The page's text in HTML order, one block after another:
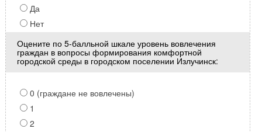
Да
Нет
Оцените по 5-балльной шкале уровень вовлечения
граждан в вопросы формирования комфортной
городской среды в городском поселении Излучинск:
0 (граждане не вовлечены)
1
2